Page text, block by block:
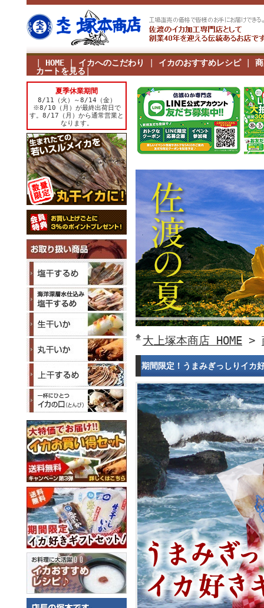
夏季休業期間
8/11（火）～8/14（金）
※8/10（月）が最終出荷日で
す。8/17（月）から通常営業と
なります。
HOME イカへのこだわり イカのおすすめレシピ|
カートを見る
大上塚本商店 HOME >
期間限定！うまみぎっしりイ